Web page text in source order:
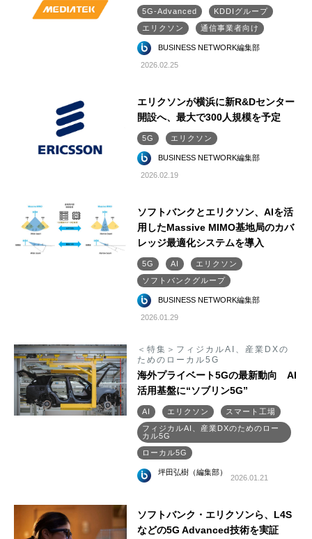
5G-Advanced
KDDIグループ
エリクソン
通信事業者向け
BUSINESS NETWORK編集部
2026.02.25
エリクソンが横浜に新R&Dセンター
開設へ、最大で300人規模を予定
5G エリクソン
BUSINESS NETWORK編集部
2026.02.19
ソフトバンクとエリクソン、AIを活
用したMassive MIMO基地局のカバ
レッジ最適化システムを導入
5G AI
エリクソン
ソフトバンクグループ
BUSINESS NETWORK編集部
2026.01.29
＜特集＞フィジカルAI、産業DXの
ためのローカル5G
海外プライベート5Gの最新動向 AI
活用基盤に“ソブリン5G”
AI エリクソン
スマート工場
フィジカルAI、産業DXのためのロー
カル5G
ローカル5G
坪田弘樹（編集部）
2026.01.21
ソフトバンク・エリクソンら、L4S
などの5G Advanced技術を実証